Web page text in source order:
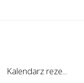
Kalendarz reze...